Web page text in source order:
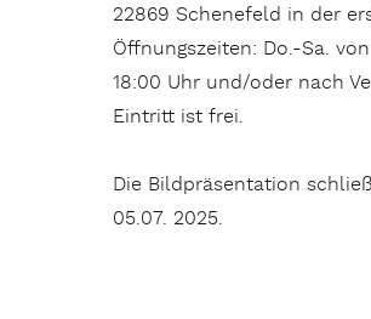
22869 Schenefeld in der
Öffnungszeiten: Do.-Sa.
18:00 Uhr und/oder nach
Eintritt ist frei.
Die Bildpräsentation
05.07. 2025.